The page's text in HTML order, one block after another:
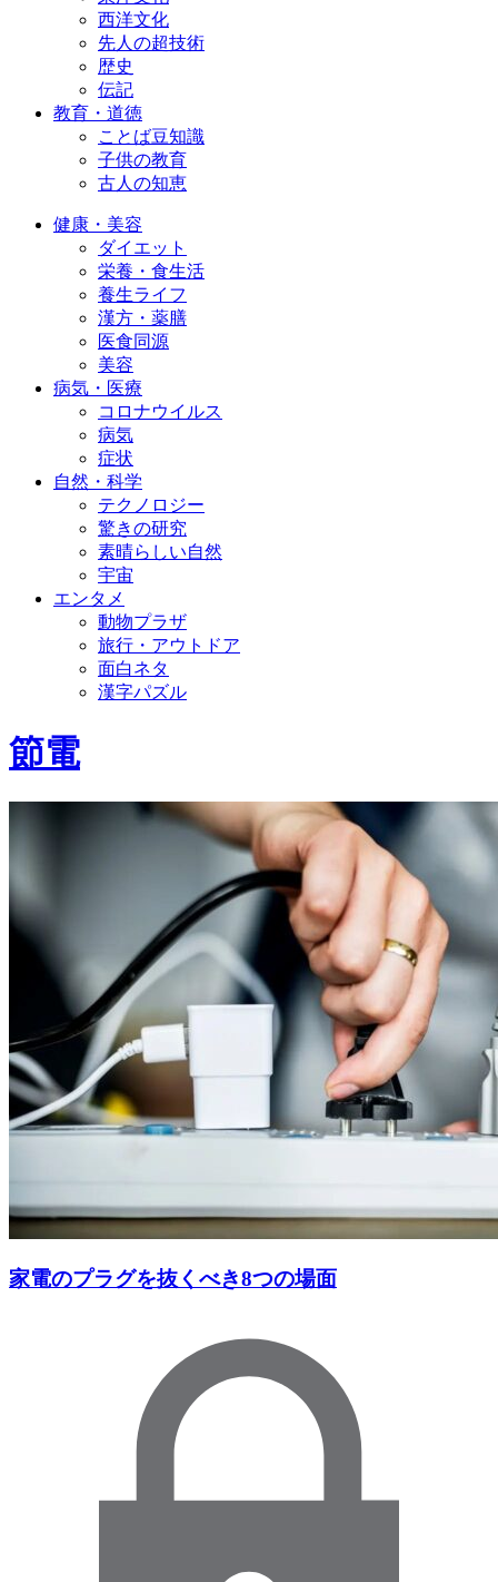
西洋文化
先人の超技術
歴史
伝記
教育・道徳
ことば豆知識
子供の教育
古人の知恵
健康・美容
ダイエット
栄養・食生活
養生ライフ
漢方・薬膳
医食同源
美容
病気・医療
コロナウイルス
病気
症状
自然・科学
テクノロジー
驚きの研究
素晴らしい自然
宇宙
エンタメ
動物プラザ
旅行・アウトドア
面白ネタ
漢字パズル
節電
家電のプラグを抜くべき8つの場面